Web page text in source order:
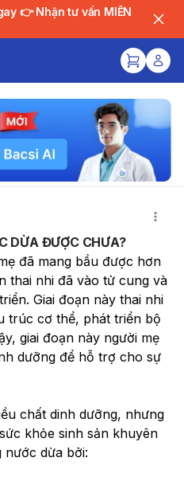
DỪA ĐƯỢC CHƯA?
đã mang bầu được hơn
thai nhi đã vào tử cung và
Giai đoạn này thai nhi
trúc cơ thể, phát triển bộ
giai đoạn này người mẹ
dưỡng để hỗ trợ cho sự
chất dinh dưỡng, nhưng
khỏe sinh sản khuyên
nước dừa bởi: